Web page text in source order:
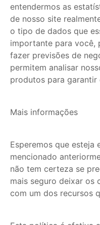
entendermos as
de nosso site
o tipo de dados que
importante para você,
fazer previsões de
permitem analisar
produtos para
Mais informações
Esperemos que esteja
mencionado
não tem certeza se
mais seguro deixar os
com um dos recursos